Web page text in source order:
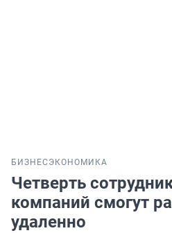
БИЗНЕС ЭКОНОМИКА
Четверть
компаний смогут
удаленно